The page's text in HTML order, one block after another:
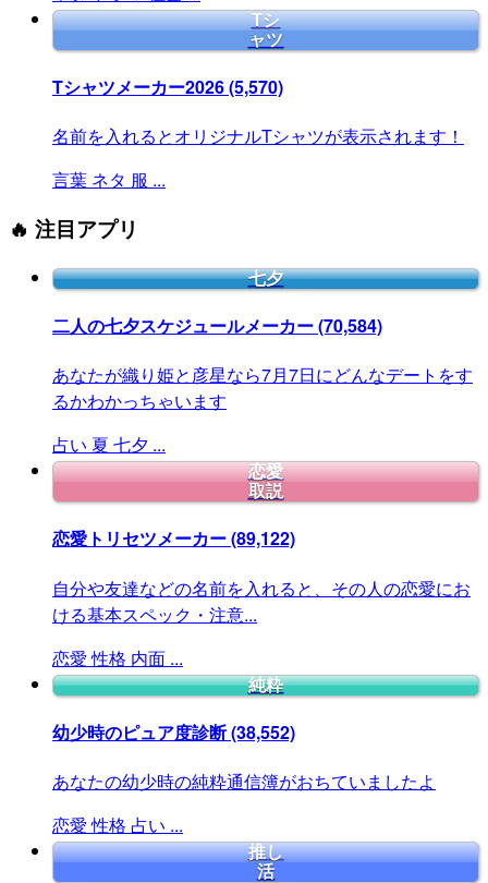
Tシ
ャツ
Tシャツメーカー2026(5,570)
名前を入れるとオリジナルTシャツが表示されます！
言葉 ネタ 服 ...
🔥 注目アプリ
七夕
二人の七夕スケジュールメーカー(70,584)
あなたが織り姫と彦星なら7月7日にどんなデートをす
るかわかっちゃいます
占い 夏 七夕 ...
恋愛
取説
恋愛トリセツメーカー(89,122)
自分や友達などの名前を入れると、その人の恋愛にお
ける基本スペック・注意...
恋愛 性格 内面 ...
純粋
幼少時のピュア度診断(38,552)
あなたの幼少時の純粋通信簿がおちていましたよ
恋愛 性格 占い ...
推し
活